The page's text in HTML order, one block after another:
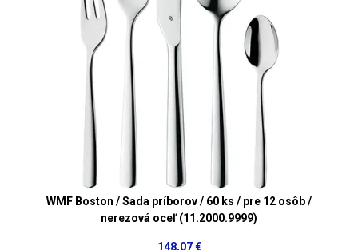
WMF Boston / Sada príborov / 60 ks / pre 12 osôb /
nerezová oceľ (11.2000.9999)
148,07 €